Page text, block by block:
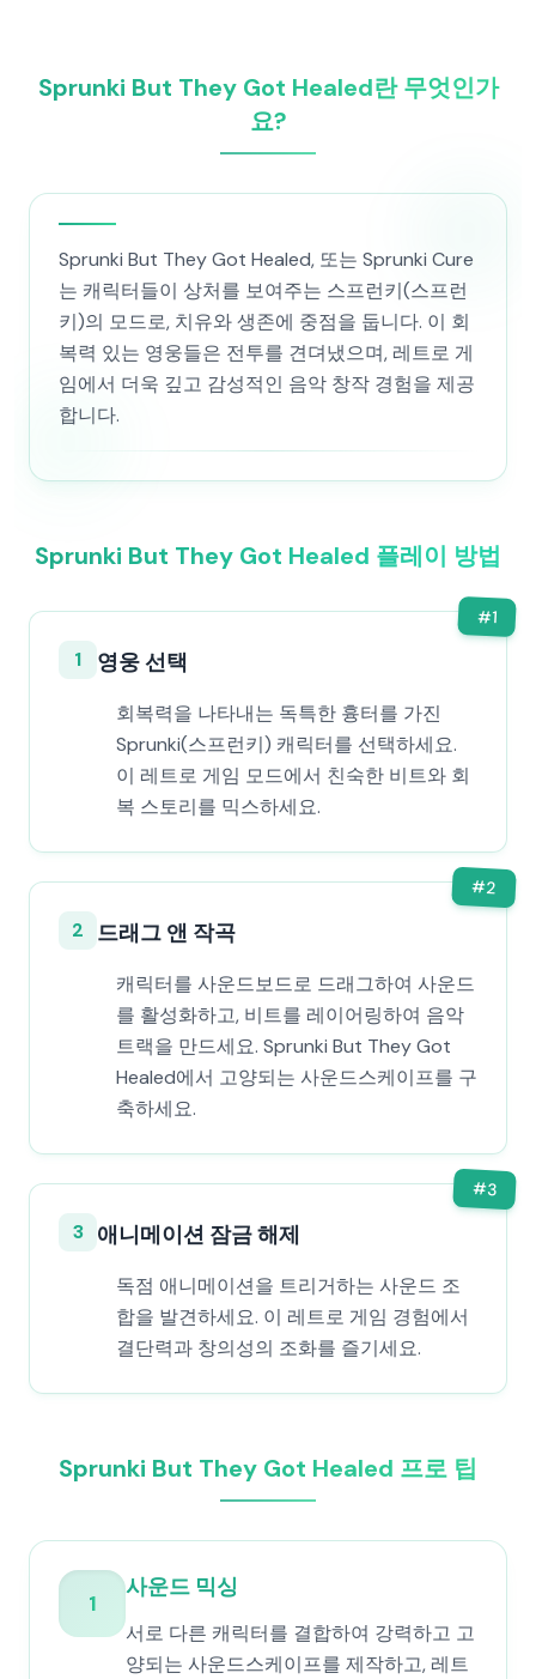
Sprunki But They Got Healed란 무엇인가
요?
Sprunki But They Got Healed, 또는 Sprunki Cure
는 캐릭터들이 상처를 보여주는 스프런키(스프런
키)의 모드로, 치유와 생존에 중점을 둡니다. 이 회
복력 있는 영웅들은 전투를 견뎌냈으며, 레트로 게
임에서 더욱 깊고 감성적인 음악 창작 경험을 제공
합니다.
Sprunki But They Got Healed 플레이 방법
#1
1 영웅 선택
회복력을 나타내는 독특한 흉터를 가진
Sprunki(스프런키) 캐릭터를 선택하세요.
이 레트로 게임 모드에서 친숙한 비트와 회
복 스토리를 믹스하세요.
#2
2 드래그 앤 작곡
캐릭터를 사운드보드로 드래그하여 사운드
를 활성화하고, 비트를 레이어링하여 음악
트랙을 만드세요. Sprunki But They Got
Healed에서 고양되는 사운드스케이프를 구
축하세요.
#3
3 애니메이션 잠금 해제
독점 애니메이션을 트리거하는 사운드 조
합을 발견하세요. 이 레트로 게임 경험에서
결단력과 창의성의 조화를 즐기세요.
Sprunki But They Got Healed 프로 팁
1
사운드 믹싱
서로 다른 캐릭터를 결합하여 강력하고 고
양되는 사운드스케이프를 제작하고, 레트